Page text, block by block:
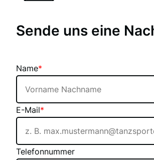
Sende uns eine
Name*
E-Mail*
Telefonnummer